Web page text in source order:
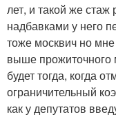
лет, и такой же
надбавками у него
тоже москвич но
выше
будет тогда, когда
ограничительный
как у депутатов